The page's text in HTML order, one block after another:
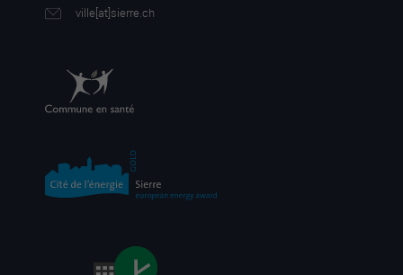
ville[at]sierre.ch